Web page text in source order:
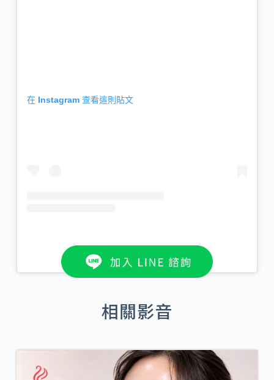
在 Instagram 查看這則貼文
丁小鈺🌸（@anbi920）分享的貼文
相關影音